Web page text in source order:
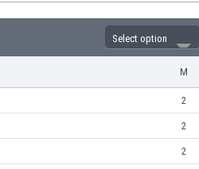
Select option
M
2
2
2